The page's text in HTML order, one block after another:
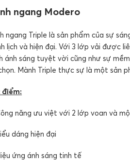
ngang Modero
ngang Triple là sản phẩm của sự
lịch và hiện đại. Với 3 lớp vải được
ánh sáng tuyệt vời cũng như sự
Mành Triple thực sự là một sản
năng ưu việt với 2 lớp voan và
dáng hiện đại
ứng ánh sáng tinh tế